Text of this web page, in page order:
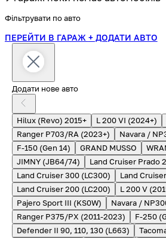
Фільтрувати по авто
ПЕРЕЙТИ В ГАРАЖ + ДОДАТИ АВТО
Додати нове авто
Hilux (Revo) 2015+ L 200 VI (2024+)
Ranger P703/RA (2023+)
Navara /
F-150 (Gen 14)
GRAND MUSSO
JIMNY (JB64/74)
Land Cruiser Prado
Land Cruiser 300 (LC300)
Land
Land Cruiser 200 (LC200)
L 200 V
Pajero Sport III (KS0W)
Navara /
Ranger P375/PX (2011-2023)
F-250
Defender II 90, 110, 130 (L663)